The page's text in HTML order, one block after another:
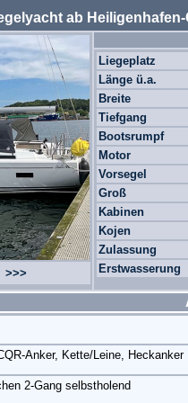
ab
>>>
Liegeplatz
Länge ü.a.
Breite
Tiefgang
Bootsrumpf
Motor
Vorsegel
Groß
Kabinen
Kojen
Zulassung
Erstwasserung
Anker, Kette/Leine, Heckanker
2-Gang selbstholend